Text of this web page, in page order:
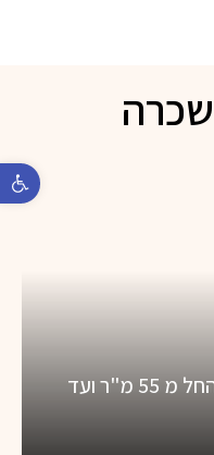
מגוון שטחי משרדים להשכרה החל מ 55 מ"ר ועד